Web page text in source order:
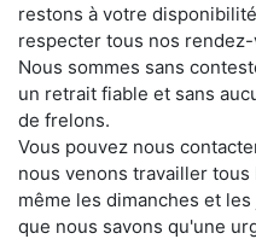
restons à votre
respecter tous nos
Nous sommes sans
un retrait fiable et sans
de frelons.
Vous pouvez nous
nous venons travailler
même les dimanches et
que nous savons qu'une